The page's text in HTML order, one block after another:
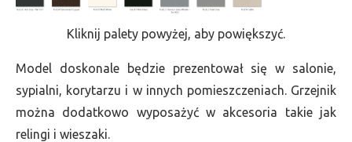
Kliknij palety powyżej, aby powiększyć.
Model doskonale będzie prezentował się w salonie,
sypialni, korytarzu i w innych pomieszczeniach. Grzejnik
można dodatkowo wyposażyć w akcesoria takie jak
relingi i wieszaki.